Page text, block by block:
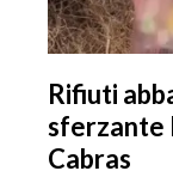
Rifiuti
sferzante
Cabras